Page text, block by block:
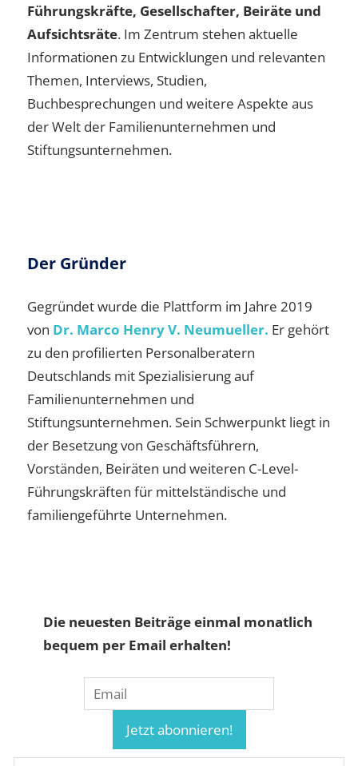
Führungskräfte, Gesellschafter, Beiräte und
Aufsichtsräte. Im Zentrum stehen aktuelle
Informationen zu Entwicklungen und relevanten
Themen, Interviews, Studien,
Buchbesprechungen und weitere Aspekte aus
der Welt der Familienunternehmen und
Stiftungsunternehmen.
Der Gründer
Gegründet wurde die Plattform im Jahre 2019
von Dr. Marco Henry V. Neumueller. Er gehört
zu den profilierten Personalberatern
Deutschlands mit Spezialisierung auf
Familienunternehmen und
Stiftungsunternehmen. Sein Schwerpunkt liegt in
der Besetzung von Geschäftsführern,
Vorständen, Beiräten und weiteren C-Level-
Führungskräften für mittelständische und
familiengeführte Unternehmen.
Die neuesten Beiträge einmal monatlich
bequem per Email erhalten!